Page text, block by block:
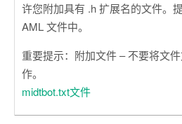
许您附加具有 .h 扩展名的文件。
AML 文件中。
重要提示：附加文件 – 不要将文
作。
midtbot.txt文件